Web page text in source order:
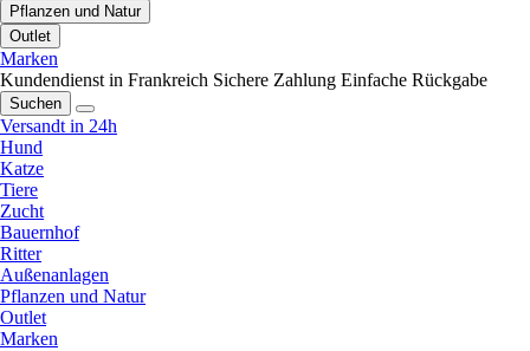
Pflanzen und Natur
Outlet
Marken
Kundendienst in Frankreich Sichere Zahlung Einfache Rückgabe
Suchen
Versandt in 24h
Hund
Katze
Tiere
Zucht
Bauernhof
Ritter
Außenanlagen
Pflanzen und Natur
Outlet
Marken